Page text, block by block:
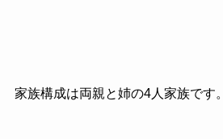
家族構成は両親と姉の4人家族です。